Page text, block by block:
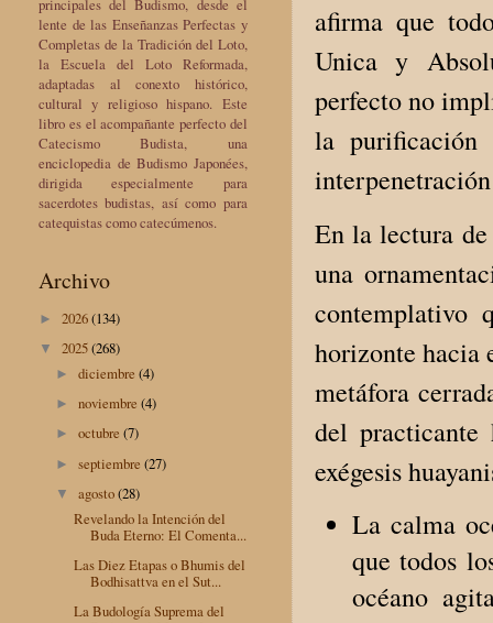
afirma que
Unica y
perfecto no
la
En la lectura
una
contemplativo
horizonte hacia
metáfora
del practicante
exégesis
La calma
que todos
océano
principales del Budismo, desde el
lente de las Enseñanzas Perfectas y
Completas de la Tradición del Loto,
la Escuela del Loto Reformada,
adaptadas al conexto histórico,
cultural y religioso hispano. Este
libro es el acompañante perfecto del
Catecismo Budista, una
enciclopedia de Budismo Japonées,
dirigida especialmente para
sacerdotes budistas, así como para
catequistas como catecúmenos.
Archivo
► 2026(134)
▼ 2025(268)
►diciembre(4)
►noviembre(4)
►octubre(7)
►septiembre(27)
▼agosto(28)
Revelando la Intención del
Buda Eterno: El Comenta...
Las Diez Etapas o Bhumis del
Bodhisattva en el Sut...
La Budología Suprema del